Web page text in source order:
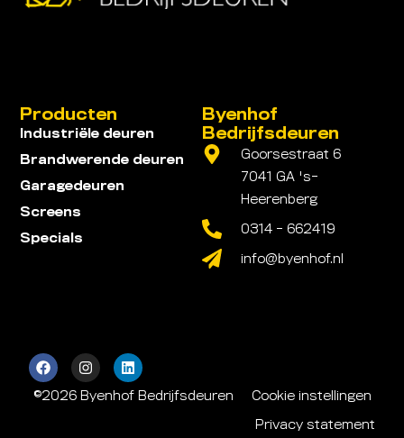
Byenhof
Bedrijfsdeuren
Goorsestraat 6
7041 GA 's-
Heerenberg
0314 - 662419
info@byenhof.nl
Producten
Industriële deuren
Brandwerende deuren
Garagedeuren
Screens
Specials
©2026 Byenhof Bedrijfsdeuren Cookie instellingen
Privacy statement